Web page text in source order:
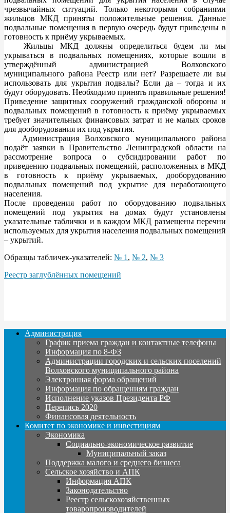
чрезвычайных ситуаций. Только некоторыми собраниями
жильцов МКД приняты положительные решения. Данные
подвальные помещения в первую очередь будут приведены в
готовность к приёму укрываемых.
Жильцы МКД должны определиться будем ли мы
укрываться в подвальных помещениях, которые вошли в
утверждённый администрацией Волховского
муниципального района Реестр или нет? Разрешаете ли вы
использовать для укрытия подвалы? Если да – тогда и их
будут оборудовать. Необходимо принять правильные решения!
Приведение защитных сооружений гражданской обороны и
подвальных помещений в готовность к приёму укрываемых
требует значительных финансовых затрат и не малых сроков
для дооборудования их под укрытия.
Администрация Волховского муниципального района
подаёт заявки в Правительство Ленинградской области на
рассмотрение вопроса о субсидировании работ по
приведению подвальных помещений, расположенных в МКД
в готовность к приёму укрываемых, дооборудованию
подвальных помещений под укрытие для неработающего
населения.
После проведения работ по оборудованию подвальных
помещений под укрытия на домах будут установлены
указательные таблички и в каждом МКД размещены перечни
используемых для укрытия населения подвальных помещений
– укрытий.
Образцы табличек-указателей: № 1 , № 2, № 3
Реестр заглублённых помещений
Администрация
График приема граждан и контактные телефоны
Информация по 8-ФЗ
Администрации городских и сельских поселений
Волховского муниципального района
Электронная форма обращений
Информация по обращениям граждан
Исполнение указов Президента РФ
Перепись 2020
Финансовая деятельность
Комитет по экономике и инвестициям
Экономика
Социально-экономическое развитие
Муниципальный заказ
Поддержка малого и среднего бизнеса
Сельское хозяйство и АПК
Информация АПК
Законодательство
Реестр сельскохозяйственных
товаропроизводителей